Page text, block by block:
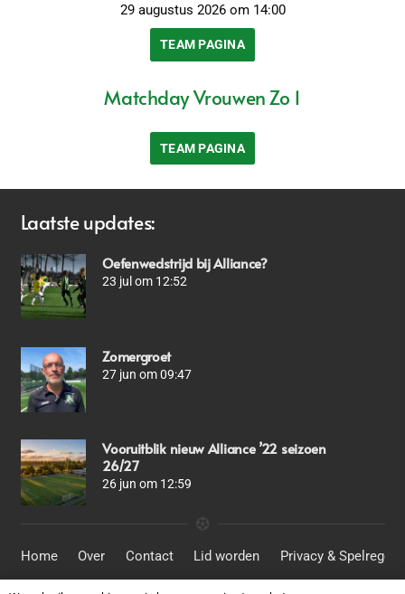
29 augustus 2026 om 14:00
TEAM PAGINA
Matchday Vrouwen Zo 1
TEAM PAGINA
Laatste updates:
Oefenwedstrijd bij Alliance?
23 jul om 12:52
Zomergroet
27 jun om 09:47
Vooruitblik nieuw Alliance ’22 seizoen
26/27
26 jun om 12:59
Home Over Contact Lid worden Privacy & Spelregels